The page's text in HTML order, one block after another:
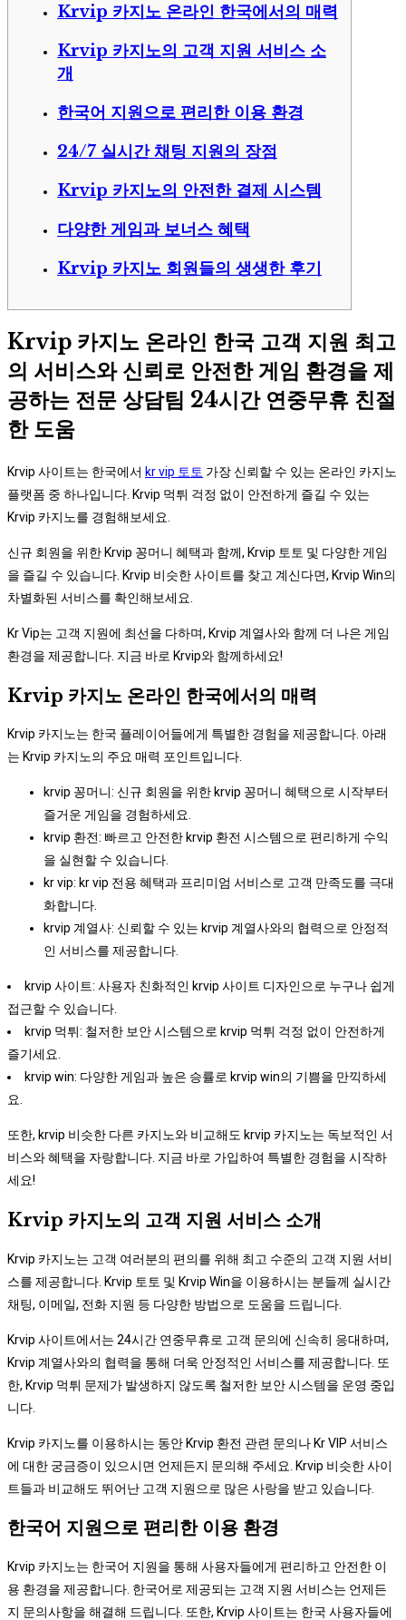
Krvip 카지노 온라인 한국에서의 매력
Krvip 카지노의 고객 지원 서비스 소
개
한국어 지원으로 편리한 이용 환경
24/7 실시간 채팅 지원의 장점
Krvip 카지노의 안전한 결제 시스템
다양한 게임과 보너스 혜택
Krvip 카지노 회원들의 생생한 후기
Krvip 카지노 온라인 한국 고객 지원 최고
의 서비스와 신뢰로 안전한 게임 환경을 제
공하는 전문 상담팀 24시간 연중무휴 친절
한 도움
Krvip 사이트는 한국에서 kr vip 토토 가장 신뢰할 수 있는 온라인 카지노
플랫폼 중 하나입니다. Krvip 먹튀 걱정 없이 안전하게 즐길 수 있는
Krvip 카지노를 경험해보세요.
신규 회원을 위한 Krvip 꽁머니 혜택과 함께, Krvip 토토 및 다양한 게임
을 즐길 수 있습니다. Krvip 비슷한 사이트를 찾고 계신다면, Krvip Win의
차별화된 서비스를 확인해보세요.
Kr Vip는 고객 지원에 최선을 다하며, Krvip 계열사와 함께 더 나은 게임
환경을 제공합니다. 지금 바로 Krvip와 함께하세요!
Krvip 카지노 온라인 한국에서의 매력
Krvip 카지노는 한국 플레이어들에게 특별한 경험을 제공합니다. 아래
는 Krvip 카지노의 주요 매력 포인트입니다.
krvip 꽁머니: 신규 회원을 위한 krvip 꽁머니 혜택으로 시작부터
즐거운 게임을 경험하세요.
krvip 환전: 빠르고 안전한 krvip 환전 시스템으로 편리하게 수익
을 실현할 수 있습니다.
kr vip: kr vip 전용 혜택과 프리미엄 서비스로 고객 만족도를 극대
화합니다.
krvip 계열사: 신뢰할 수 있는 krvip 계열사와의 협력으로 안정적
인 서비스를 제공합니다.
krvip 사이트: 사용자 친화적인 krvip 사이트 디자인으로 누구나 쉽게
접근할 수 있습니다.
krvip 먹튀: 철저한 보안 시스템으로 krvip 먹튀 걱정 없이 안전하게
즐기세요.
krvip win: 다양한 게임과 높은 승률로 krvip win의 기쁨을 만끽하세
요.
또한, krvip 비슷한 다른 카지노와 비교해도 krvip 카지노는 독보적인 서
비스와 혜택을 자랑합니다. 지금 바로 가입하여 특별한 경험을 시작하
세요!
Krvip 카지노의 고객 지원 서비스 소개
Krvip 카지노는 고객 여러분의 편의를 위해 최고 수준의 고객 지원 서비
스를 제공합니다. Krvip 토토 및 Krvip Win을 이용하시는 분들께 실시간
채팅, 이메일, 전화 지원 등 다양한 방법으로 도움을 드립니다.
Krvip 사이트에서는 24시간 연중무휴로 고객 문의에 신속히 응대하며,
Krvip 계열사와의 협력을 통해 더욱 안정적인 서비스를 제공합니다. 또
한, Krvip 먹튀 문제가 발생하지 않도록 철저한 보안 시스템을 운영 중입
니다.
Krvip 카지노를 이용하시는 동안 Krvip 환전 관련 문의나 Kr VIP 서비스
에 대한 궁금증이 있으시면 언제든지 문의해 주세요. Krvip 비슷한 사이
트들과 비교해도 뛰어난 고객 지원으로 많은 사랑을 받고 있습니다.
한국어 지원으로 편리한 이용 환경
Krvip 카지노는 한국어 지원을 통해 사용자들에게 편리하고 안전한 이
용 환경을 제공합니다. 한국어로 제공되는 고객 지원 서비스는 언제든
지 문의사항을 해결해 드립니다. 또한, Krvip 사이트는 한국 사용자들에